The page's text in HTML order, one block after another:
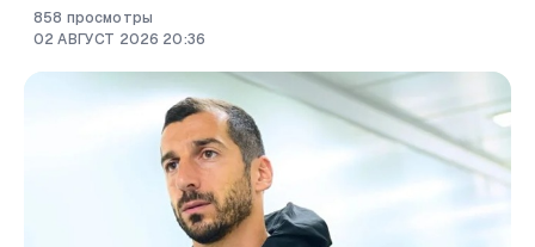
ախտանիշներով դիմել է ԲԿ
858 просмотры
02 АВГУСТ 2026 20:36